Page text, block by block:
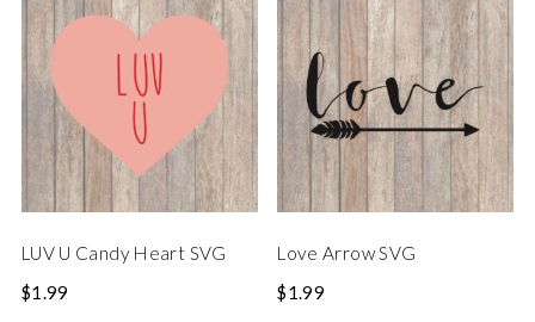
LUV U Candy Heart SVG
$1.99
Love Arrow SVG
$1.99